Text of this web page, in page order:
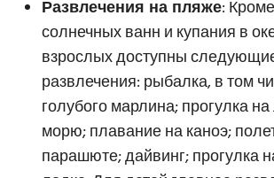
Развлечения на пляже:
солнечных ванн и купания в
взрослых доступны
развлечения: рыбалка, в том
голубого марлина; прогулка
морю; плавание на каноэ;
парашюте; дайвинг; прогулка